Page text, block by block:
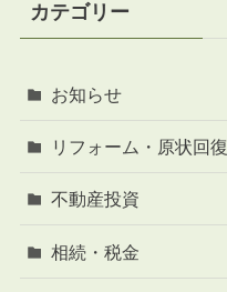
カテゴリー
お知らせ
リフォーム・原状回復
不動産投資
相続・税金